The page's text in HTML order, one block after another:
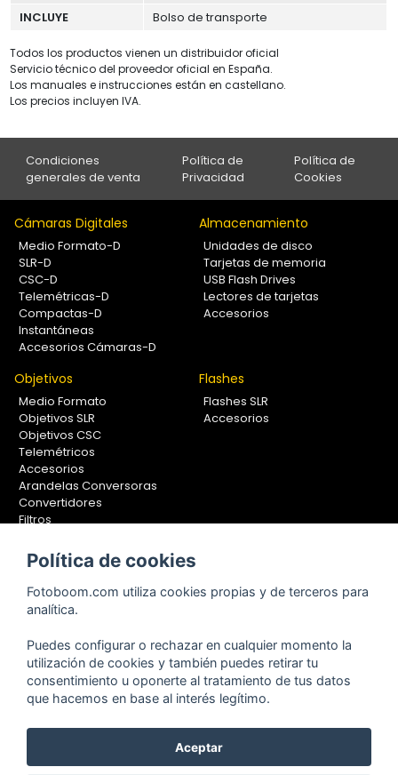
INCLUYE
Bolso de transporte
Todos los productos vienen un distribuidor oficial
Servicio técnico del proveedor oficial en España.
Los manuales e instrucciones están en castellano.
Los precios incluyen IVA.
Condiciones
generales de venta
Política de
Privacidad
Política de
Cookies
Cámaras Digitales
Medio Formato-D
SLR-D
CSC-D
Telemétricas-D
Compactas-D
Instantáneas
Accesorios Cámaras-D
Almacenamiento
Unidades de disco
Tarjetas de memoria
USB Flash Drives
Lectores de tarjetas
Accesorios
Objetivos
Medio Formato
Objetivos SLR
Objetivos CSC
Telemétricos
Accesorios
Arandelas Conversoras
Convertidores
Filtros
Calibradores
Flashes
Flashes SLR
Accesorios
Soportes Fotografía
Monopiés
Trípodes
Kit Completos
Accesorios
Copyright © 2001-2024, Fotoboom, Fotonet, S.L. CIF. B-83430587
C/ San Romualdo Nº26 - 28037 Madrid - España
Política de cookies
Fotoboom.com utiliza cookies propias y de terceros para
analítica.
Puedes configurar o rechazar en cualquier momento la
utilización de cookies y también puedes retirar tu
consentimiento u oponerte al tratamiento de tus datos
que hacemos en base al interés legítimo.
Aceptar